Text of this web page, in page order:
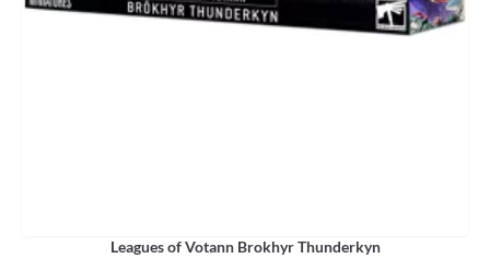
Leagues of Votann Brokhyr Thunderkyn